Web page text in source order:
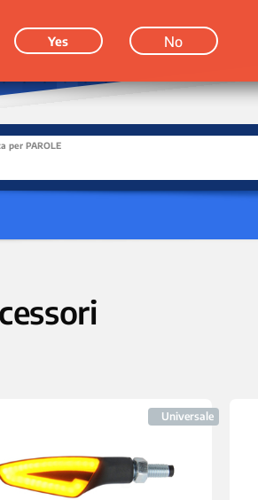
per PAROLE
Universale
Yes No